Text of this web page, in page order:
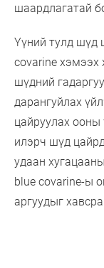
шаардлагатай
Үүний тулд шүд
covarine хэмээх
шүдний
дарангуйлах
цайруулах
илэрч шүд
удаан
blue covarine-ы
аргуудыг